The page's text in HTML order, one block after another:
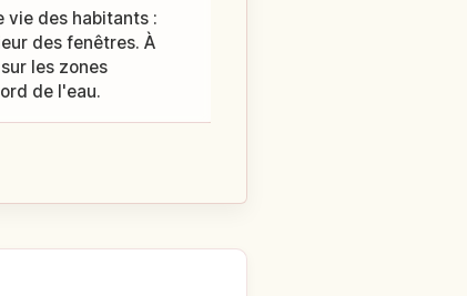
vie des habitants :
des fenêtres. À
les zones
de l'eau.